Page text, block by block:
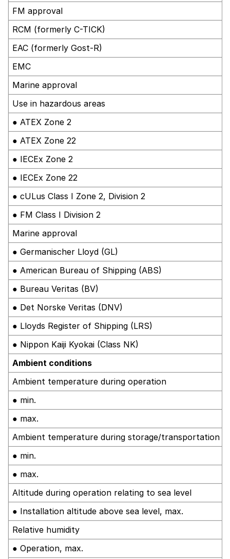
FM approval
RCM (formerly C-TICK)
EAC (formerly Gost-R)
EMC
Marine approval
Use in hazardous areas
● ATEX Zone 2
● ATEX Zone 22
● IECEx Zone 2
● IECEx Zone 22
● cULus Class I Zone 2, Division 2
● FM Class I Division 2
Marine approval
● Germanischer Lloyd (GL)
● American Bureau of Shipping (ABS)
● Bureau Veritas (BV)
● Det Norske Veritas (DNV)
● Lloyds Register of Shipping (LRS)
● Nippon Kaiji Kyokai (Class NK)
Ambient conditions
Ambient temperature during operation
● min.
● max.
Ambient temperature during storage/transportation
● min.
● max.
Altitude during operation relating to sea level
● Installation altitude above sea level, max.
Relative humidity
● Operation, max.